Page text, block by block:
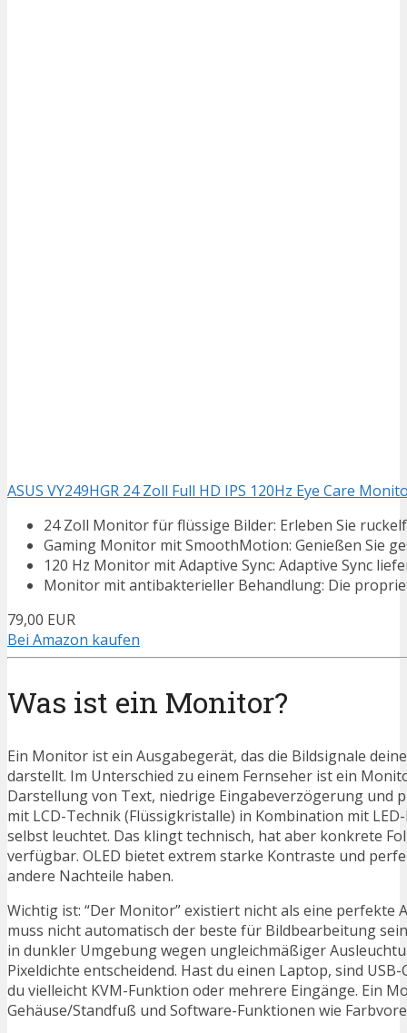
ASUS VY249HGR 24 Zoll Full HD IPS 120Hz Eye Care
24 Zoll Monitor für flüssige Bilder: Erleben Sie
Gaming Monitor mit SmoothMotion: Genießen Sie
120 Hz Monitor mit Adaptive Sync: Adaptive Sync
Monitor mit antibakterieller Behandlung: Die
79,00 EUR
Bei Amazon kaufen
Was ist ein Monitor?
Ein Monitor ist ein Ausgabegerät, das die Bildsignale
darstellt. Im Unterschied zu einem Fernseher ist ein
Darstellung von Text, niedrige Eingabeverzögerung
mit LCD-Technik (Flüssigkristalle) in Kombination mit
selbst leuchtet. Das klingt technisch, hat aber konkrete
verfügbar. OLED bietet extrem starke Kontraste und
andere Nachteile haben.
Wichtig ist: “Der Monitor” existiert nicht als eine
muss nicht automatisch der beste für Bildbearbeitung
in dunkler Umgebung wegen ungleichmäßiger
Pixeldichte entscheidend. Hast du einen Laptop, sind
du vielleicht KVM-Funktion oder mehrere Eingänge. Ein
Gehäuse/Standfuß und Software-Funktionen wie